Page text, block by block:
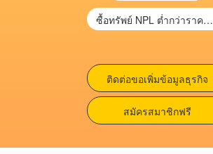
ซื้อทรัพย์ NPL ต่ำกว่าราคาตลาด 30-70% แบบไม่ต้องไปประมูล”
ติดต่อขอเพิ่มข้อมูลธุรกิจ
สมัครสมาชิกฟรี